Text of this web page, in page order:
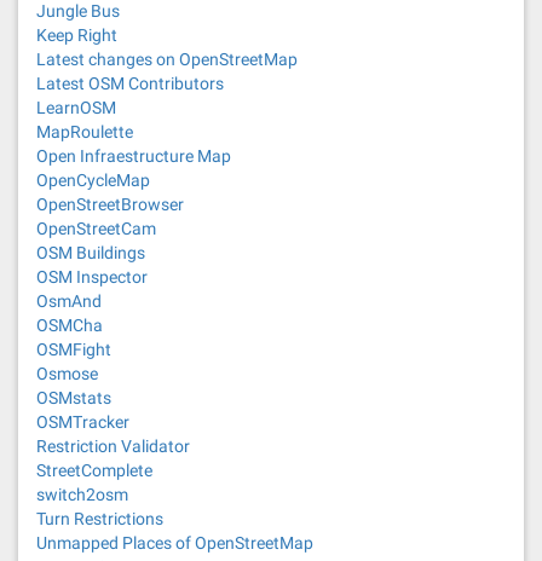
Jungle Bus
Keep Right
Latest changes on OpenStreetMap
Latest OSM Contributors
LearnOSM
MapRoulette
Open Infraestructure Map
OpenCycleMap
OpenStreetBrowser
OpenStreetCam
OSM Buildings
OSM Inspector
OsmAnd
OSMCha
OSMFight
Osmose
OSMstats
OSMTracker
Restriction Validator
StreetComplete
switch2osm
Turn Restrictions
Unmapped Places of OpenStreetMap